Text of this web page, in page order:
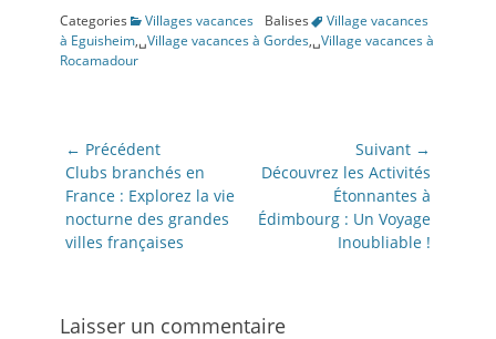
Categories Villages vacances Balises
Village vacances
à Eguisheim,␣Village vacances à Gordes,␣Village vacances à
Rocamadour
Navigation
de
l’article
← Précédent
Article
précédent:
Clubs branchés en
France : Explorez la vie
nocturne des grandes
villes françaises
Suivant →
Article
Découvrez les Activités
Étonnantes à
Édimbourg : Un Voyage
Inoubliable !
Laisser un commentaire